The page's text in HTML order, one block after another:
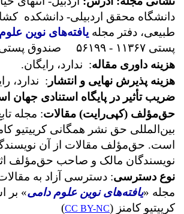
دانشگاه محقق اردبیلی- دانشکده
طبیعی، دفتر مجله یافته‌های نوین
پستی ۱۱۳۶۷ - ۵۶۱۹۹ صندوق پستی ۱۷۹
هزینه داوری مقاله: ندارد، رایگان.
هزینه پذیرش نهایی و انتشار : ندارد،
ضریب تأثیر در پایگاه استنادی جهان
حق‌مؤلف (کپی‌رایت) مقالات: مجله
بین‌المللی حق نشر همگانی کرییتیو
است. حق‌مؤلف مقالات از آن
نویسندگان مالک و صاحب حق‌مؤلف
نوع دسترسی: دسترسی آزاد به
مجله «یافته‌های نوین علوم دامی» بر
کرییتیو کامنز (CC BY-NC
)